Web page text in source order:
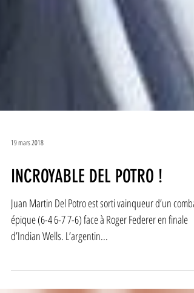
19 mars 2018
Juan Martin Del Potro est sorti vainqueur d’un combat